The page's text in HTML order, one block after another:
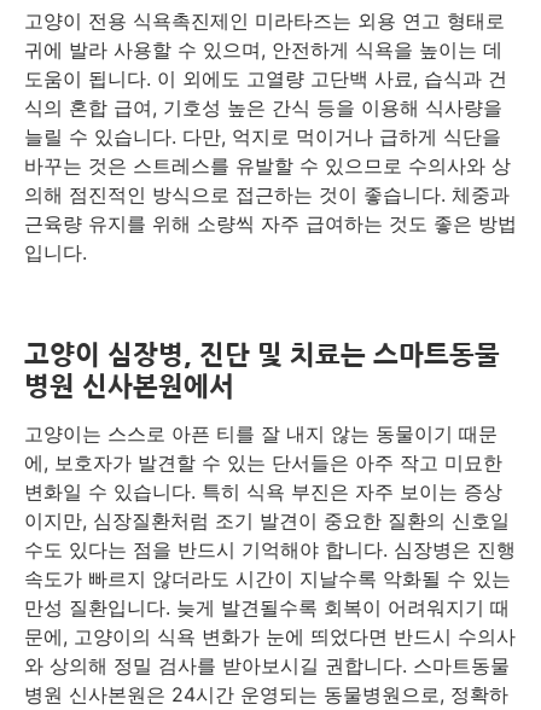
고양이 전용 식욕촉진제인 미라타즈는 외용 연고 형태로
귀에 발라 사용할 수 있으며, 안전하게 식욕을 높이는 데
도움이 됩니다. 이 외에도 고열량 고단백 사료, 습식과 건
식의 혼합 급여, 기호성 높은 간식 등을 이용해 식사량을
늘릴 수 있습니다. 다만, 억지로 먹이거나 급하게 식단을
바꾸는 것은 스트레스를 유발할 수 있으므로 수의사와 상
의해 점진적인 방식으로 접근하는 것이 좋습니다. 체중과
근육량 유지를 위해 소량씩 자주 급여하는 것도 좋은 방법
입니다.
고양이 심장병, 진단 및 치료는 스마트동물
병원 신사본원에서
고양이는 스스로 아픈 티를 잘 내지 않는 동물이기 때문
에, 보호자가 발견할 수 있는 단서들은 아주 작고 미묘한
변화일 수 있습니다. 특히 식욕 부진은 자주 보이는 증상
이지만, 심장질환처럼 조기 발견이 중요한 질환의 신호일
수도 있다는 점을 반드시 기억해야 합니다. 심장병은 진행
속도가 빠르지 않더라도 시간이 지날수록 악화될 수 있는
만성 질환입니다. 늦게 발견될수록 회복이 어려워지기 때
문에, 고양이의 식욕 변화가 눈에 띄었다면 반드시 수의사
와 상의해 정밀 검사를 받아보시길 권합니다. 스마트동물
병원 신사본원은 24시간 운영되는 동물병원으로, 정확하